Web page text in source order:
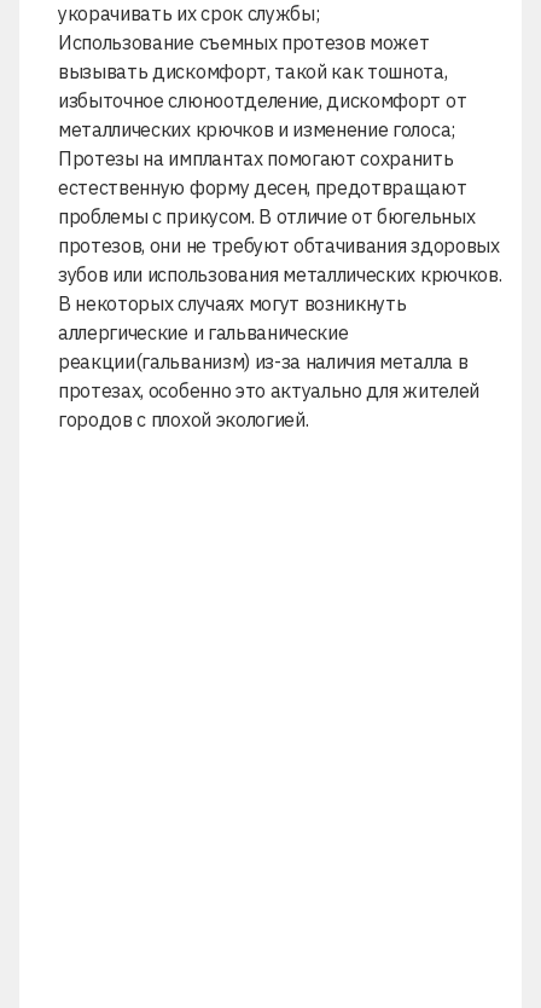
укорачивать их срок службы;
Использование съемных протезов может
вызывать дискомфорт, такой как тошнота,
избыточное слюноотделение, дискомфорт от
металлических крючков и изменение голоса;
Протезы на имплантах помогают сохранить
естественную форму десен, предотвращают
проблемы с прикусом. В отличие отбюгельных
протезов, они не требуют обтачивания здоровых
зубов или использования металлических крючков.
В некоторых случаях могут возникнуть
аллергические и гальванические
реакции(гальванизм) из-за наличия металла в
протезах, особенно это актуально для жителей
городов с плохой экологией.